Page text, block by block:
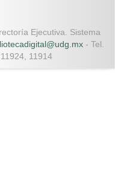
Ejecutiva. Sistema
- Tel.
11914